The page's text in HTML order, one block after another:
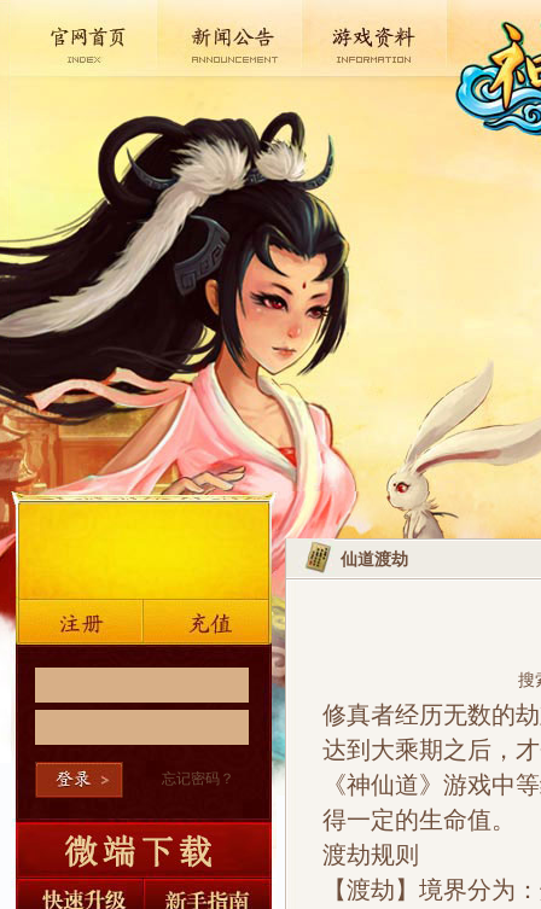
忘记密码？
仙道渡劫
搜
修真者经历无数的
达到大乘期之后，
《神仙道》游戏中
得一定的生命值。
渡劫规则
【渡劫】境界分为